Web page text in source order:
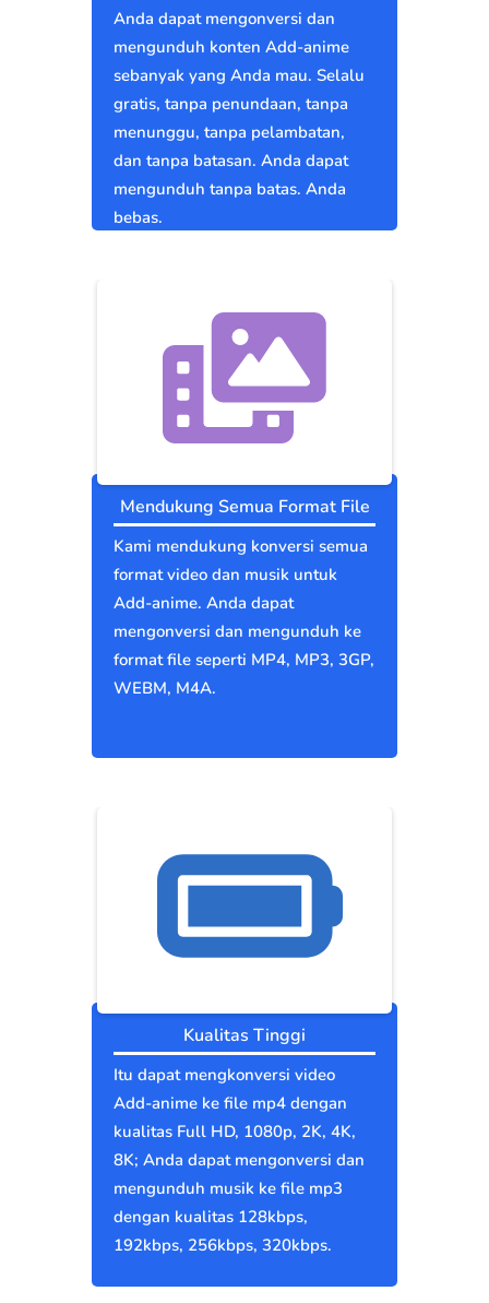
Anda dapat mengonversi dan
mengunduh konten Add-anime
sebanyak yang Anda mau. Selalu
gratis, tanpa penundaan, tanpa
menunggu, tanpa pelambatan,
dan tanpa batasan. Anda dapat
mengunduh tanpa batas. Anda
bebas.
Mendukung Semua Format File
Kami mendukung konversi semua
format video dan musik untuk
Add-anime. Anda dapat
mengonversi dan mengunduh ke
format file seperti MP4, MP3, 3GP,
WEBM, M4A.
Kualitas Tinggi
Itu dapat mengkonversi video
Add-anime ke file mp4 dengan
kualitas Full HD, 1080p, 2K, 4K,
8K; Anda dapat mengonversi dan
mengunduh musik ke file mp3
dengan kualitas 128kbps,
192kbps, 256kbps, 320kbps.